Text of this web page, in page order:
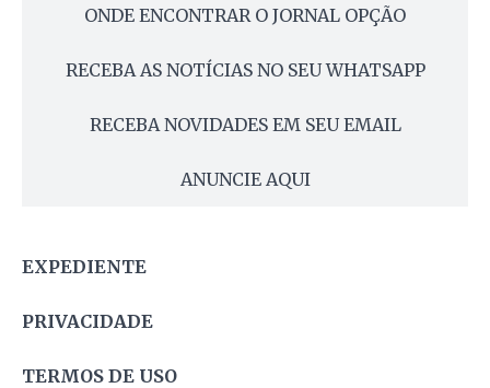
ONDE ENCONTRAR O JORNAL OPÇÃO
RECEBA AS NOTÍCIAS NO SEU WHATSAPP
RECEBA NOVIDADES EM SEU EMAIL
ANUNCIE AQUI
EXPEDIENTE
PRIVACIDADE
TERMOS DE USO